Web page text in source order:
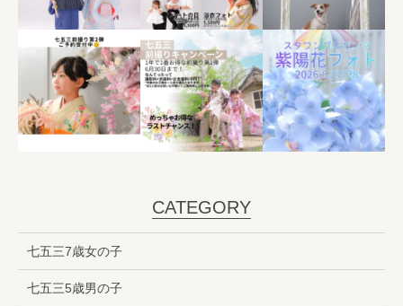
CATEGORY
七五三7歳女の子
七五三5歳男の子